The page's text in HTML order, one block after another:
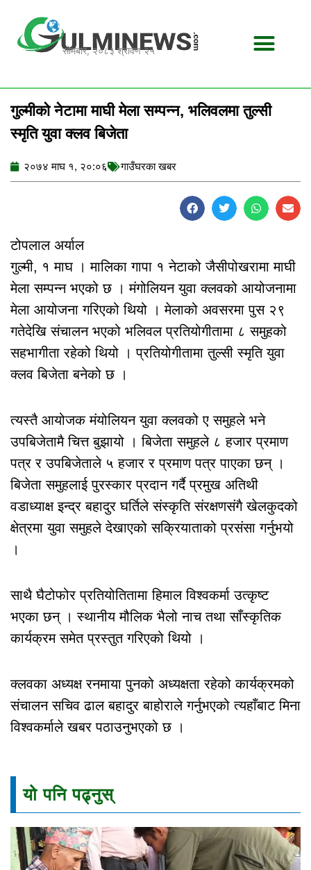
content
सोमबार, २०८३ श्रावण २५
गुल्मीको नेटामा माघी मेला सम्पन्न, भलिवलमा तुल्सी
स्मृति युवा क्लव बिजेता
२०७४ माघ १, २०:०६ गाउँघरका खबर
टोपलाल अर्याल
गुल्मी, १ माघ । मालिका गापा १ नेटाको जैसीपोखरामा माघी
मेला सम्पन्न भएको छ । मंगोलियन युवा क्लवको आयोजनामा
मेला आयोजना गरिएको थियो । मेलाको अवसरमा पुस २९
गतेदेखि संचालन भएको भलिवल प्रतियोगीतामा ८ समुहको
सहभागीता रहेको थियो । प्रतियोगीतामा तुल्सी स्मृति युवा
क्लव बिजेता बनेको छ ।
त्यस्तै आयोजक मंयोलियन युवा क्लवको ए समुहले भने
उपबिजेतामै चित्त बुझायो । बिजेता समुहले ८ हजार प्रमाण
पत्र र उपबिजेताले ५ हजार र प्रमाण पत्र पाएका छन् ।
बिजेता समुहलाई पुरस्कार प्रदान गर्दै प्रमुख अतिथी
वडाध्याक्ष इन्द्र बहादुर घर्तिले संस्कृति संरक्षणसंगै खेलकुदको
क्षेत्रमा युवा समुहले देखाएको सक्रियाताको प्रसंसा गर्नुभयो
।
साथै घैटोफोर प्रतियोतितामा हिमाल विश्वकर्मा उत्कृष्ट
भएका छन् । स्थानीय मौलिक भैलो नाच तथा साँस्कृतिक
कार्यक्रम समेत प्रस्तुत गरिएको थियो ।
क्लवका अध्यक्ष रनमाया पुनको अध्यक्षता रहेको कार्यक्रमको
संचालन सचिव ढाल बहादुर बाहोराले गर्नुभएको त्यहाँबाट मिना
विश्वकर्माले खबर पठाउनुभएको छ ।
यो पनि पढ्नुस्